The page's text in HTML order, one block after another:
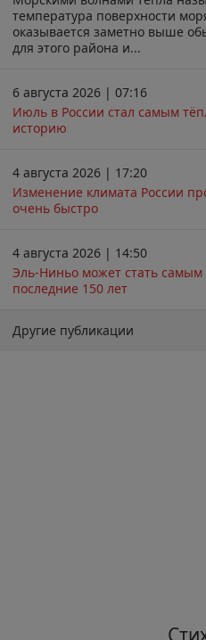
температура поверхности
оказывается заметно выше
для этого района и...
6 августа 2026 | 07:16
Июль в России стал самым
историю
4 августа 2026 | 17:20
Изменение климата России
очень быстро
4 августа 2026 | 14:50
Эль-Ниньо может стать
последние 150 лет
Другие публикации